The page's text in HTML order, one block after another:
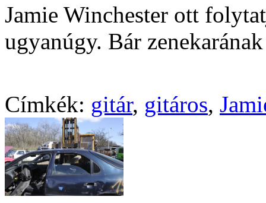
Jamie Winchester ott
ugyanúgy. Bár
Címkék: gitár, gitáros,